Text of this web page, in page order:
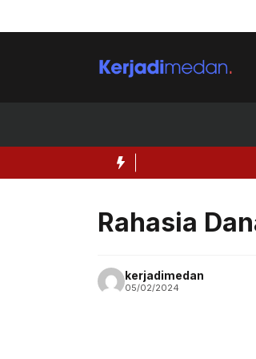
to
Rahasia
kerjadimedan
05/02/2024